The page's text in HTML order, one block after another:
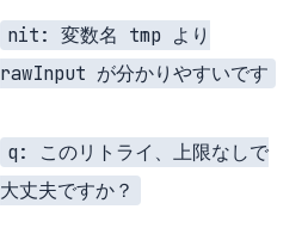
nit: 変数名 tmp より
rawInput が分かりやすいです
q: このリトライ、上限なしで
大丈夫ですか？